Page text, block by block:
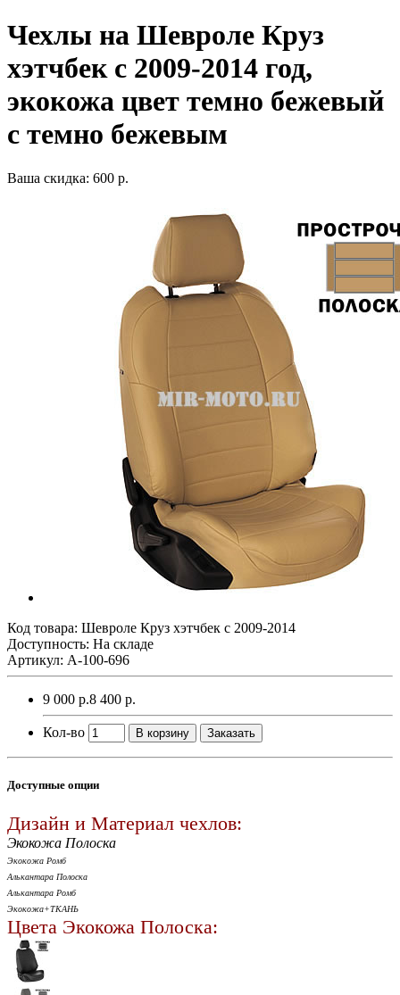
Чехлы на Шевроле Круз
хэтчбек с 2009-2014 год,
экокожа цвет темно бежевый
с темно бежевым
Ваша скидка: 600 р.
Код товара: Шевроле Круз хэтчбек с 2009-2014
Доступность: На складе
Артикул: A-100-696
9 000 р.8 400 р.
Кол-во В корзину Заказать
Доступные опции
Дизайн и Материал чехлов:
Экокожа Полоска
Экокожа Ромб
Алькантара Полоска
Алькантара Ромб
Экокожа+ТКАНЬ
Цвета Экокожа Полоска: